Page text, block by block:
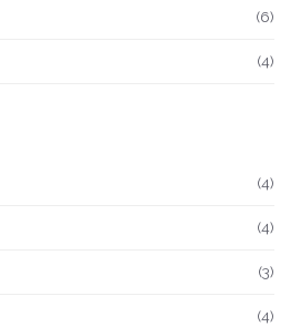
(6)
(4)
(4)
(4)
(3)
(4)